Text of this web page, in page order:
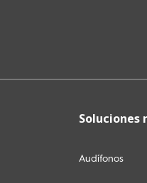
Soluciones
Audífonos